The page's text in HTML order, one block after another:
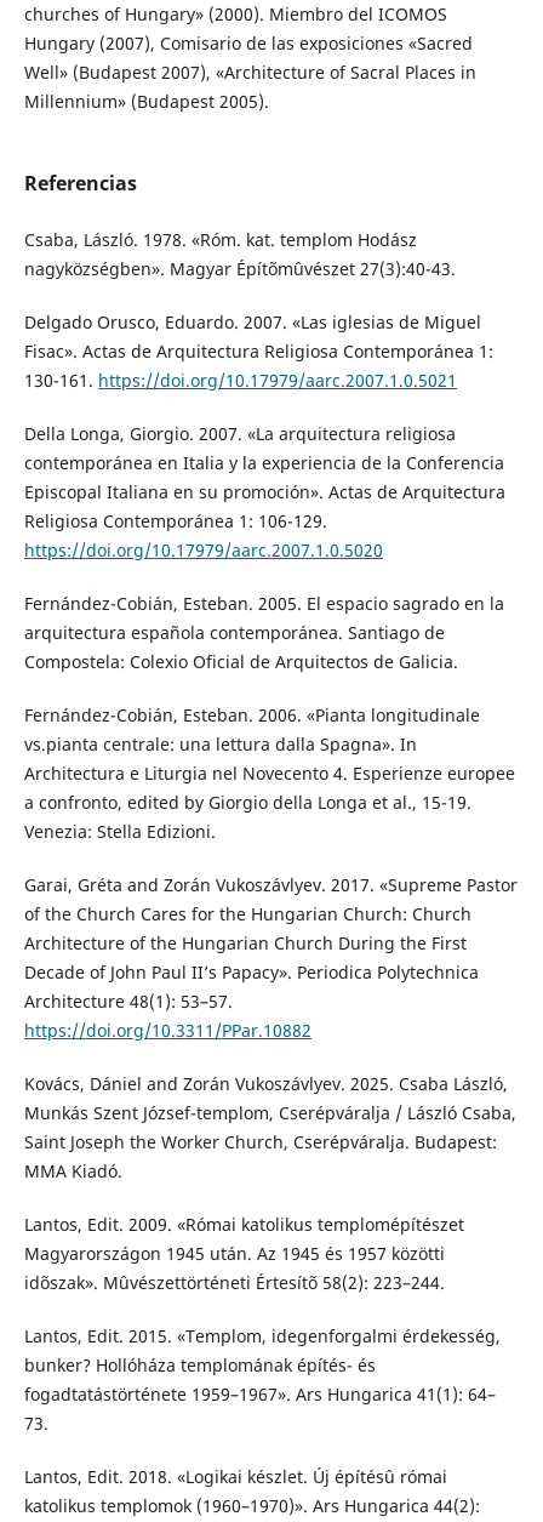
churches of Hungary» (2000). Miembro del ICOMOS
Hungary (2007), Comisario de las exposiciones «Sacred
Well» (Budapest 2007), «Architecture of Sacral Places in
Millennium» (Budapest 2005).
Referencias
Csaba, László. 1978. «Róm. kat. templom Hodász
nagyközségben». Magyar Építõmûvészet 27(3):40-43.
Delgado Orusco, Eduardo. 2007. «Las iglesias de Miguel
Fisac». Actas de Arquitectura Religiosa Contemporánea 1:
130-161. https://doi.org/10.17979/aarc.2007.1.0.5021
Della Longa, Giorgio. 2007. «La arquitectura religiosa
contemporánea en Italia y la experiencia de la Conferencia
Episcopal Italiana en su promoción». Actas de Arquitectura
Religiosa Contemporánea 1: 106-129.
https://doi.org/10.17979/aarc.2007.1.0.5020
Fernández-Cobián, Esteban. 2005. El espacio sagrado en la
arquitectura española contemporánea. Santiago de
Compostela: Colexio Oficial de Arquitectos de Galicia.
Fernández-Cobián, Esteban. 2006. «Pianta longitudinale
vs.pianta centrale: una lettura dalla Spagna». In
Architectura e Liturgia nel Novecento 4. Esperienze europee
a confronto, edited by Giorgio della Longa et al., 15-19.
Venezia: Stella Edizioni.
Garai, Gréta and Zorán Vukoszávlyev. 2017. «Supreme Pastor
of the Church Cares for the Hungarian Church: Church
Architecture of the Hungarian Church During the First
Decade of John Paul II’s Papacy». Periodica Polytechnica
Architecture 48(1): 53–57.
https://doi.org/10.3311/PPar.10882
Kovács, Dániel and Zorán Vukoszávlyev. 2025. Csaba László,
Munkás Szent József-templom, Cserépváralja / László Csaba,
Saint Joseph the Worker Church, Cserépváralja. Budapest:
MMA Kiadó.
Lantos, Edit. 2009. «Római katolikus templomépítészet
Magyarországon 1945 után. Az 1945 és 1957 közötti
idõszak». Mûvészettörténeti Értesítõ 58(2): 223–244.
Lantos, Edit. 2015. «Templom, idegenforgalmi érdekesség,
bunker? Hollóháza templomának építés- és
fogadtatástörténete 1959–1967». Ars Hungarica 41(1): 64–
73.
Lantos, Edit. 2018. «Logikai készlet. Új építésû római
katolikus templomok (1960–1970)». Ars Hungarica 44(2):